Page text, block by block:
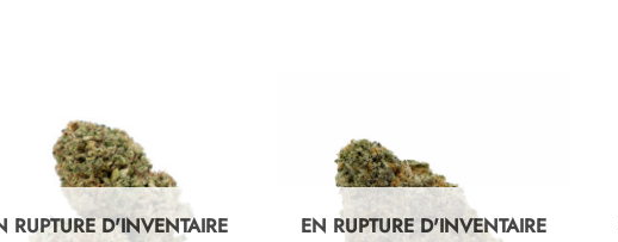
RUPTURE D'INVENTAIRE EN RUPTURE D'INVENTAIRE